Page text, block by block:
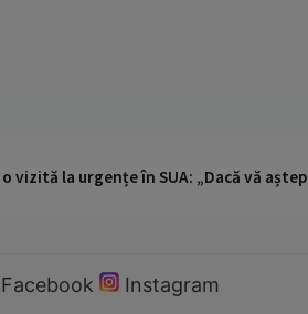
vizită la urgențe în SUA: „Dacă vă
Facebook Instagram